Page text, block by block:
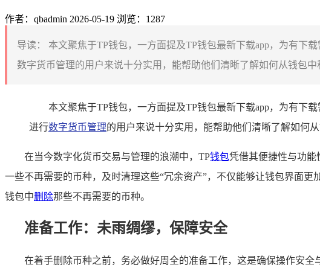
作者：qbadmin 2026-05-19 浏览：1287
导读：
本文聚焦于TP钱包，一方面提及TP钱包最新下载app，为有下
数字货币管理的用户来说十分实用，能帮助他们清晰了解如何从钱包
本文聚焦于TP钱包，一方面提及TP钱包最新下载app，为有下
进行数字货币管理的用户来说十分实用，能帮助他们清晰了解如何
在当今数字化货币交易与管理的浪潮中，TP钱包凭借其便捷性与功能
一些不再需要的币种，及时清理这些“冗余资产”，不仅能够让钱包界面
钱包中删除那些不再需要的币种。
准备工作：未雨绸缪，保障安全
在着手删除币种之前，务必做好周全的准备工作，这是确保操作安